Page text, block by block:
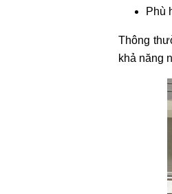
Phù
Thông
khả năng